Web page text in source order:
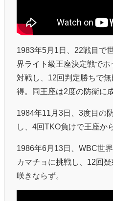
1983年5月1日、22戦目で
界ライト級王座決定戦でホ
対戦し、12回判定勝ちで
得。同王座は2度の防衛に
1984年11月3日、3度目の
し、4回TKO負けで王座か
1986年6月13日、WBC世
カマチョに挑戦し、12回
咲きならず。